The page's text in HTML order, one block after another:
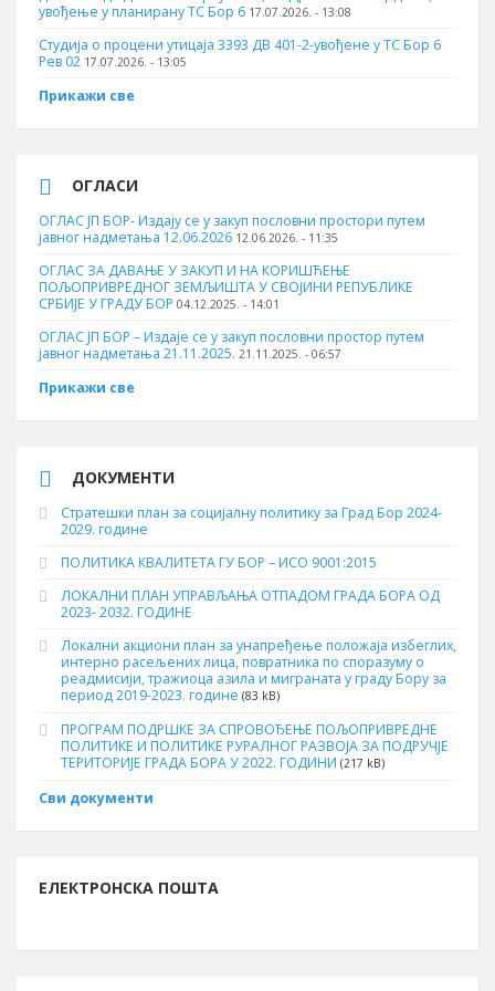
увођење у планирану ТС Бор 6 17.07.2026. - 13:08
Студија о процени утицаја 3393 ДВ 401-2-увођене у ТС Бор 6
Рев 02 17.07.2026. - 13:05
Прикажи све
ОГЛАСИ
ОГЛАС ЈП БОР- Издају се у закуп пословни простори путем
јавног надметања 12.06.2026 12.06.2026. - 11:35
ОГЛАС ЗА ДАВАЊЕ У ЗАКУП И НА КОРИШЋЕЊЕ
ПОЉОПРИВРЕДНОГ ЗЕМЉИШТА У СВОЈИНИ РЕПУБЛИКЕ
СРБИЈЕ У ГРАДУ БОР 04.12.2025. - 14:01
ОГЛАС ЈП БОР – Издаје се у закуп пословни простор путем
јавног надметања 21.11.2025. 21.11.2025. - 06:57
Прикажи све
ДОКУМЕНТИ
Стратешки план за социјалну политику за Град Бор 2024-
2029. године
ПОЛИТИКА КВАЛИТЕТА ГУ БОР – ИСО 9001:2015
ЛОКАЛНИ ПЛАН УПРАВЉАЊА ОТПАДОМ ГРАДА БОРА ОД
2023- 2032. ГОДИНЕ
Локални акциони план за унапређење положаја избеглих,
интерно расељених лица, повратника по споразуму о
реадмисији, тражиоца азила и миграната у граду Бору за
период 2019-2023. године (83 kB)
ПРОГРАМ ПОДРШКЕ ЗА СПРОВОЂЕЊЕ ПОЉОПРИВРЕДНЕ
ПОЛИТИКЕ И ПОЛИТИКЕ РУРАЛНОГ РАЗВОЈА ЗА ПОДРУЧЈЕ
ТЕРИТОРИЈЕ ГРАДА БОРА У 2022. ГОДИНИ (217 kB)
Сви документи
ЕЛЕКТРОНСКА ПОШТА